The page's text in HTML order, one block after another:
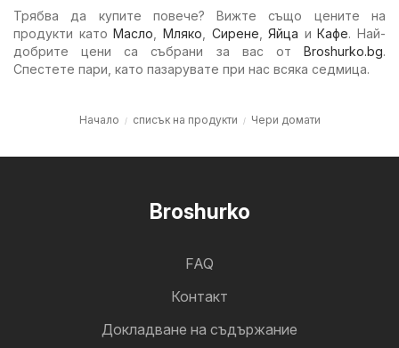
Трябва да купите повече? Вижте също цените на
продукти като Масло, Мляко, Сирене,Яйца и Кафе. Най-
добрите цени са събрани за вас от
Broshurko.bg.
Спестете пари, като пазарувате при нас всяка седмица.
Начало списък на продукти Чери домати
Broshurko
FAQ
Контакт
Докладване на съдържание